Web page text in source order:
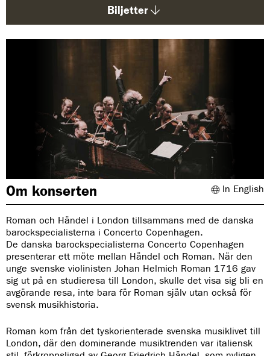
Biljetter
Om konserten In English
Roman och Händel i London tillsammans med de danska
barockspecialisterna i Concerto Copenhagen.
De danska barockspecialisterna Concerto Copenhagen
presenterar ett möte mellan Händel och Roman. När den
unge svenske violinisten Johan Helmich Roman 1716 gav
sig ut på en studieresa till London, skulle det visa sig bli en
avgörande resa, inte bara för Roman själv utan också för
svensk musikhistoria.
Roman kom från det tyskorienterade svenska musiklivet till
London, där den dominerande musiktrenden var italiensk